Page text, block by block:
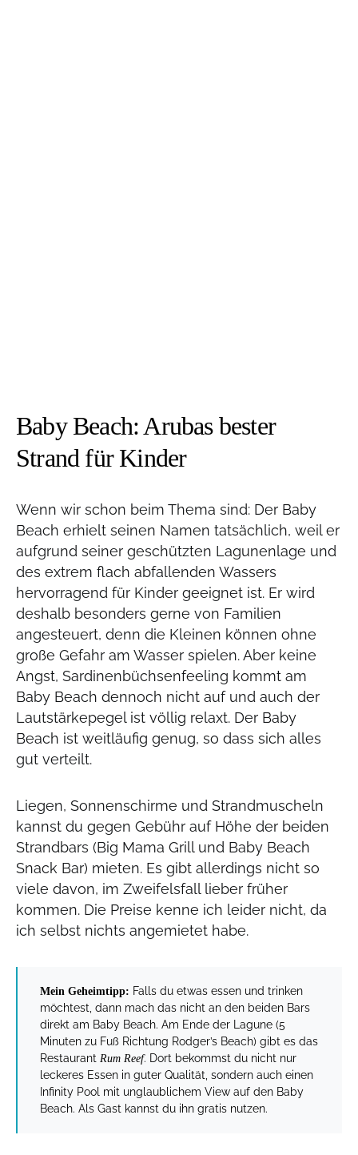
Baby Beach: Arubas bester
Strand für Kinder
Wenn wir schon beim Thema sind: Der Baby
Beach erhielt seinen Namen tatsächlich, weil er
aufgrund seiner geschützten Lagunenlage und
des extrem flach abfallenden Wassers
hervorragend für Kinder geeignet ist. Er wird
deshalb besonders gerne von Familien
angesteuert, denn die Kleinen können ohne
große Gefahr am Wasser spielen. Aber keine
Angst, Sardinenbüchsenfeeling kommt am
Baby Beach dennoch nicht auf und auch der
Lautstärkepegel ist völlig relaxt. Der Baby
Beach ist weitläufig genug, so dass sich alles
gut verteilt.
Liegen, Sonnenschirme und Strandmuscheln
kannst du gegen Gebühr auf Höhe der beiden
Strandbars (Big Mama Grill und Baby Beach
Snack Bar) mieten. Es gibt allerdings nicht so
viele davon, im Zweifelsfall lieber früher
kommen. Die Preise kenne ich leider nicht, da
ich selbst nichts angemietet habe.
Mein Geheimtipp: Falls du etwas essen und trinken
möchtest, dann mach das nicht an den beiden Bars
direkt am Baby Beach. Am Ende der Lagune (5
Minuten zu Fuß Richtung Rodger’s Beach) gibt es das
Restaurant Rum Reef. Dort bekommst du nicht nur
leckeres Essen in guter Qualität, sondern auch einen
Infinity Pool mit unglaublichem View auf den Baby
Beach. Als Gast kannst du ihn gratis nutzen.